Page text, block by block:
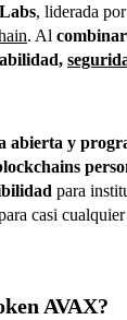
, liderada
. Al
abierta y
para
casi
AVAX?